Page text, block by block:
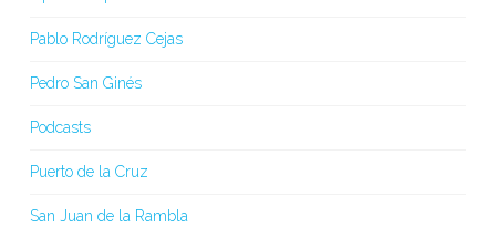
Pablo Rodríguez Cejas
Pedro San Ginés
Podcasts
Puerto de la Cruz
San Juan de la Rambla